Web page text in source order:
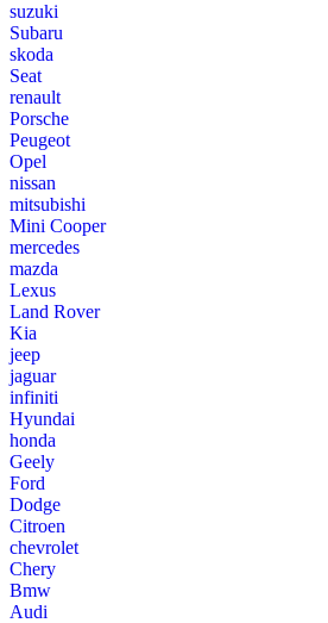
suzuki
Subaru
skoda
Seat
renault
Porsche
Peugeot
Opel
nissan
mitsubishi
Mini Cooper
mercedes
mazda
Lexus
Land Rover
Kia
jeep
jaguar
infiniti
Hyundai
honda
Geely
Ford
Dodge
Citroen
chevrolet
Chery
Bmw
Audi